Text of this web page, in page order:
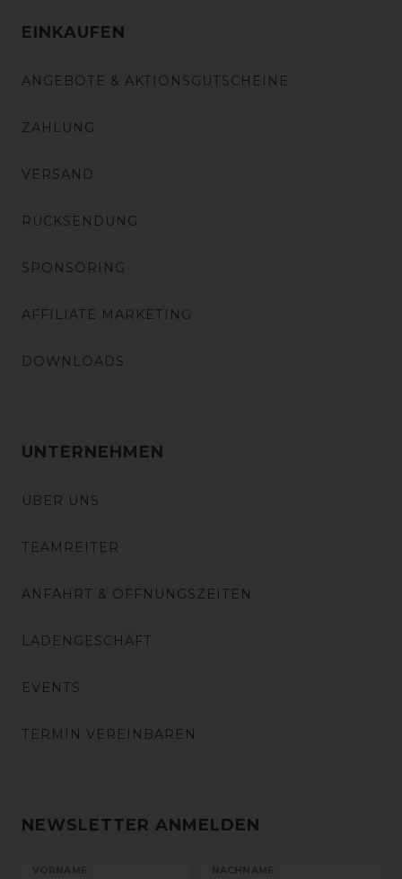
EINKAUFEN
ANGEBOTE & AKTIONSGUTSCHEINE
ZAHLUNG
VERSAND
RÜCKSENDUNG
SPONSORING
AFFILIATE MARKETING
DOWNLOADS
UNTERNEHMEN
ÜBER UNS
TEAMREITER
ANFAHRT & ÖFFNUNGSZEITEN
LADENGESCHÄFT
EVENTS
TERMIN VEREINBAREN
NEWSLETTER ANMELDEN
VORNAME NACHNAME